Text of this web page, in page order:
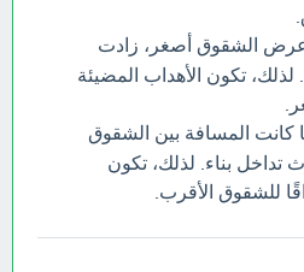
عرض الشقوق أصغر، زادت
لذلك، تكون الأهداب المضيئة
كانت المسافة بين الشقوق
تداخل بناء. لذلك، تكون
للشقوق الأقرب.